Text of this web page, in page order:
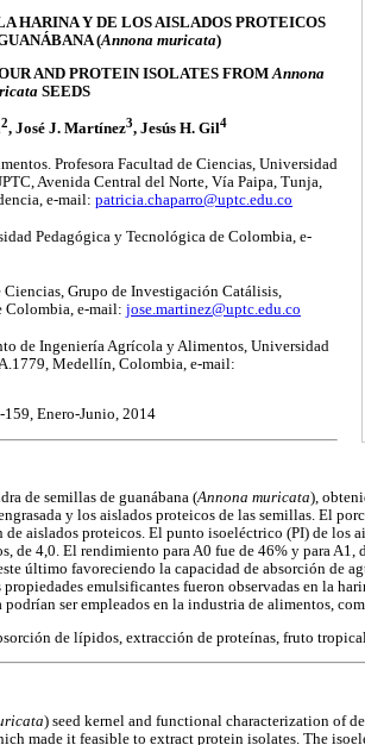
HARINA Y DE LOS AISLADOS PROTEICOS
(Annona muricata)
AND PROTEIN ISOLATES FROM Annona
SEEDS
2, José J. Martínez3, Jesús H. Gil4
Profesora Facultad de Ciencias, Universidad
Avenida Central del Norte, Vía Paipa, Tunja,
e-mail: patricia.chaparro@uptc.edu.co
Pedagógica y Tecnológica de Colombia, e-
Grupo de Investigación Catálisis,
Colombia, e-mail: jose.martinez@uptc.edu.co
de Ingeniería Agrícola y Alimentos, Universidad
Medellín, Colombia, e-mail:
Enero-Junio, 2014
de semillas de guanábana (Annona muricata),
y los aislados proteicos de las semillas. El
aislados proteicos. El punto isoeléctrico (PI) de los
de 4,0. El rendimiento para A0 fue de 46% y para
último favoreciendo la capacidad de absorción de
emulsificantes fueron observadas en la
podrían ser empleados en la industria de alimentos,
de lípidos, extracción de proteínas, fruto
) seed kernel and functional characterization of
made it feasible to extract protein isolates. The